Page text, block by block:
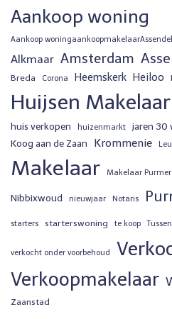
Aankoop woning
Aankoop
Alkmaar Amsterdam
Breda Corona Heemskerk Heiloo
Huijsen Makelaar
huis verkopen huizenmarkt jaren 30
Koog aan de Zaan Krommenie
Makelaar Makelaar
Nibbixwoud nieuwjaar Notaris
starters starterswoning te koop
verkocht onder voorbehoud
Verkoopmakelaar
Zaanstad